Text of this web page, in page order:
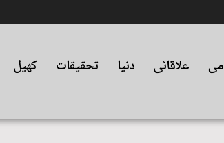
علاقائی دنیا تحقیقات کھیل